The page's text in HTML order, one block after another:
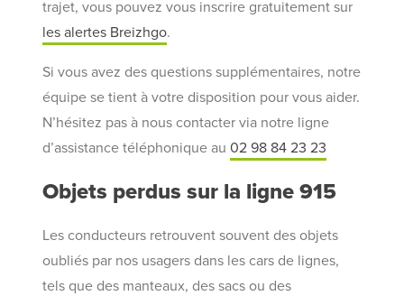
trajet, vous pouvez vous inscrire gratuitement sur
les alertes Breizhgo.
Si vous avez des questions supplémentaires, notre
équipe se tient à votre disposition pour vous aider.
N’hésitez pas à nous contacter via notre ligne
d’assistance téléphonique au02 98 84 23 23
Objets perdus sur la ligne 915
Les conducteurs retrouvent souvent des objets
oubliés par nos usagers dans les cars de lignes,
tels que des manteaux, des sacs ou des